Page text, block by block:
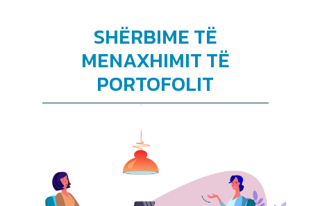
SHËRBIME TË
MENAXHIMIT TË
PORTOFOLIT